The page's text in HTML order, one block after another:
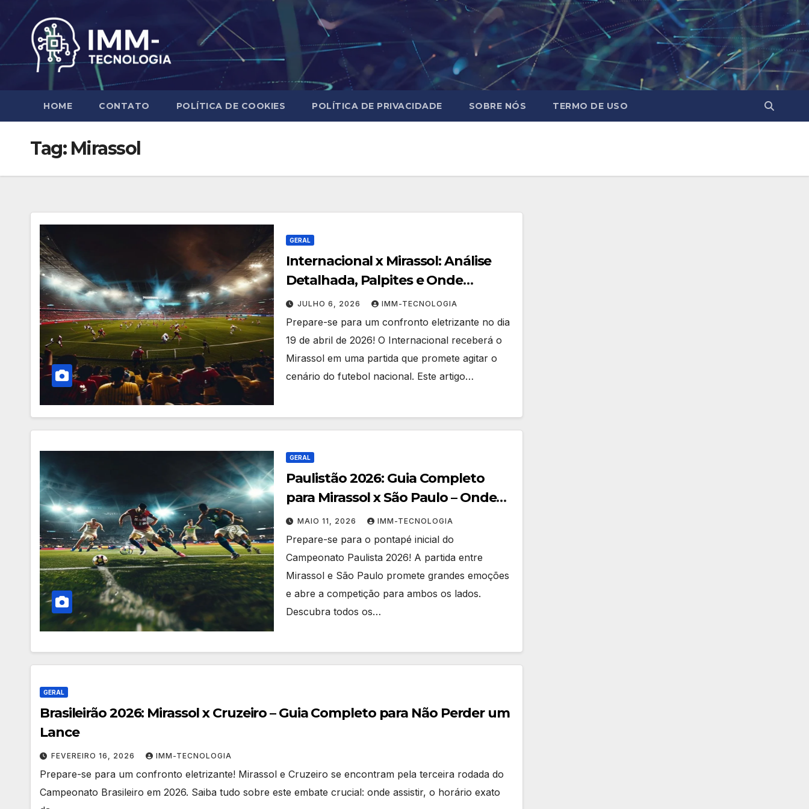
content
HOME CONTATO POLÍTICA DE COOKIES POLÍTICA DE PRIVACIDADE SOBRE NÓS TERMO DE USO
Tag: Mirassol
GERAL
Internacional x Mirassol: Análise
Detalhada, Palpites e Onde
Acompanhar o Duelo de
19/04/2026
JULHO 6, 2026 IMM-TECNOLOGIA
Prepare-se para um confronto eletrizante no dia
19 de abril de 2026! O Internacional receberá o
Mirassol em uma partida que promete agitar o
cenário do futebol nacional. Este artigo…
GERAL
Paulistão 2026: Guia Completo
para Mirassol x São Paulo – Onde
Assistir, Horário e Escalações!
MAIO 11, 2026 IMM-TECNOLOGIA
Prepare-se para o pontapé inicial do
Campeonato Paulista 2026! A partida entre
Mirassol e São Paulo promete grandes emoções
e abre a competição para ambos os lados.
Descubra todos os…
GERAL
Brasileirão 2026: Mirassol x Cruzeiro – Guia Completo para Não Perder um
Lance
FEVEREIRO 16, 2026 IMM-TECNOLOGIA
Prepare-se para um confronto eletrizante! Mirassol e Cruzeiro se encontram pela terceira rodada do
Campeonato Brasileiro em 2026. Saiba tudo sobre este embate crucial: onde assistir, o horário exato